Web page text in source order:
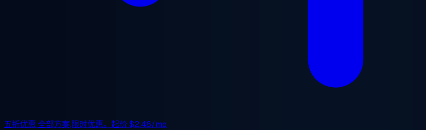
五折优惠 全部方案,限时优惠。起价$2.48/mo